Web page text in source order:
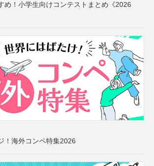
め！小学生向けコンテストまとめ《2026
！海外コンペ特集2026